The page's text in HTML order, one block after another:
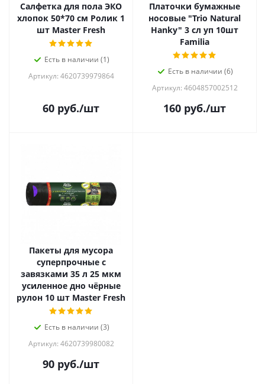
Салфетка для пола ЭКО
хлопок 50*70 см Ролик 1
шт Master Fresh
Есть в наличии (1)
Артикул: 4620739979864
60 руб./шт
Платочки бумажные
носовые "Trio Natural
Hanky" 3 сл уп 10шт
Familia
Есть в наличии (6)
Артикул: 4604857002512
160 руб./шт
Пакеты для мусора
суперпрочные с
завязками 35 л 25 мкм
усиленное дно чёрные
рулон 10 шт Master Fresh
Есть в наличии (3)
Артикул: 4620739980082
90 руб./шт